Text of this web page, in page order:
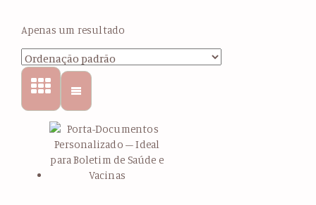
Apenas um resultado